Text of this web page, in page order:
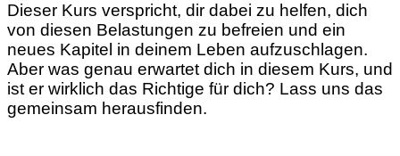
Dieser Kurs verspricht, dir dabei zu helfen, dich
von diesen Belastungen zu befreien und ein
neues Kapitel in deinem Leben aufzuschlagen.
Aber was genau erwartet dich in diesem Kurs, und
ist er wirklich das Richtige für dich? Lass uns das
gemeinsam herausfinden.